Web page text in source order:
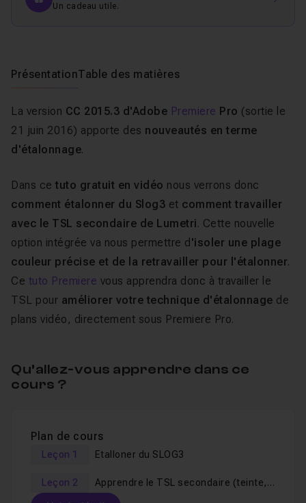
Un cadeau utile.
PrésentationTable des matières
La version CC 2015.3 d'Adobe Premiere Pro (sortie le
21 juin 2016) apporte des nouveautés en terme
d'étalonnage.
Dans ce tuto gratuit en vidéo nous verrons donc
comment étalonner du Slog3 et comment travailler
avec le TSL secondaire de Lumetri. Cette nouvelle
option intégrée va nous permettre d 'isoler une plage
couleur précise et de la retravailler pour l'étalonner.
Ce tuto Premiere vous apprendra donc à travailler le
TSL pour améliorer votre technique d'étalonnage de
plans vidéo, directement sous Premiere Pro.
Qu’allez-vous apprendre dans ce
cours ?
Plan de cours
Leçon 1 Etalloner du SLOG3
Leçon 2 Apprendre le TSL secondaire (teinte, saturation, luminosité)